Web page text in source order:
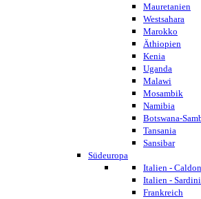
Mauretanien
Westsahara
Marokko
Äthiopien
Kenia
Uganda
Malawi
Mosambik
Namibia
Botswana-
Tansania
Sansibar
Südeuropa
Italien -
Italien -
Frankreich